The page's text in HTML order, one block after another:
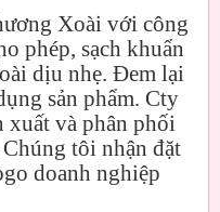
Xoài với công
phép, sạch khuẩn
dịu nhẹ. Đem lại
sản phẩm. Cty
và phân phối
tôi nhận đặt
doanh nghiệp